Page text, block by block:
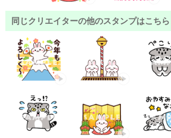
同じクリエイターの他のスタンプはこちら